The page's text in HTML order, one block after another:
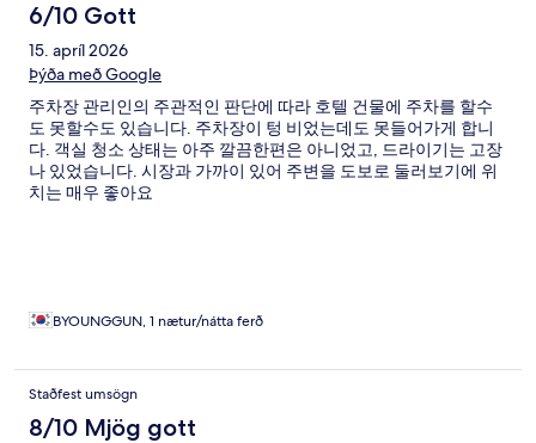
6/10 Gott
15. apríl 2026
Þýða með Google
주차장 관리인의 주관적인 판단에 따라 호텔 건물에 주차를 할수
도 못할수도 있습니다. 주차장이 텅 비었는데도 못들어가게 합니
다. 객실 청소 상태는 아주 깔끔한편은 아니었고, 드라이기는 고장
나 있었습니다. 시장과 가까이 있어 주변을 도보로 둘러보기에 위
치는 매우 좋아요
BYOUNGGUN, 1 nætur/nátta ferð
Staðfest umsögn
8/10 Mjög gott